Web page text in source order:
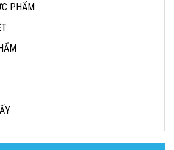
PHẨM